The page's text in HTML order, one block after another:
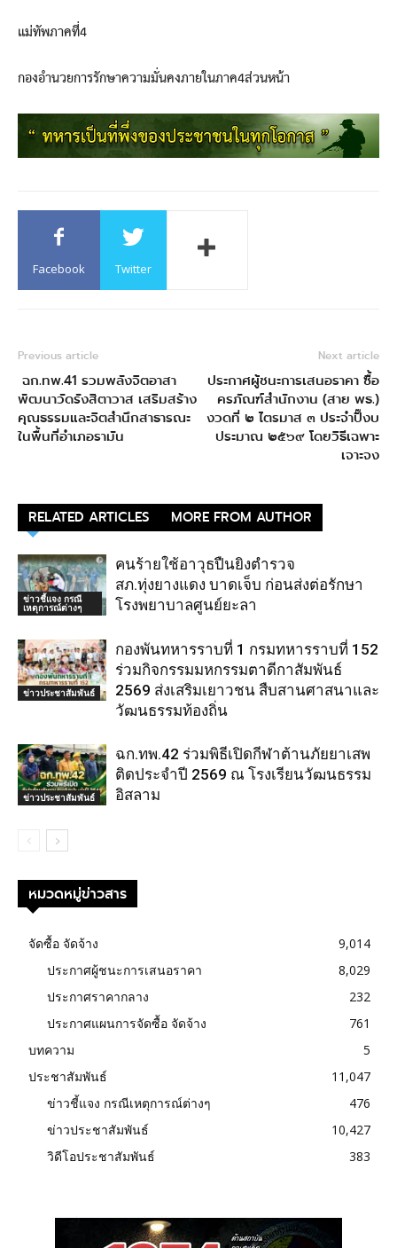
แม่ทัพภาคที่4
กองอำนวยการรักษาความมั่นคงภายในภาค4ส่วนหน้า
Facebook Twitter
Previous article
ฉก.ทพ.41 รวมพลังจิตอาสา
พัฒนาวัดรังสิตาวาส เสริมสร้าง
คุณธรรมและจิตสำนึกสาธารณะ
ในพื้นที่อำเภอรามัน
Next article
ประกาศผู้ชนะการเสนอราคา ซื้อ
ครภัณฑ์สำนักงาน (สาย พธ.)
งวดที่ ๒ ไตรมาส ๓ ประจำปิ๊งบ
ประมาณ ๒๕๖๙ โดยวิธีเฉพาะ
เจาะจง
RELATED ARTICLES MORE FROM AUTHOR
ข่าวชี้แจง กรณี
เหตุการณ์ต่างๆ
คนร้ายใช้อาวุธปืนยิงตำรวจ
สภ.ทุ่งยางแดง บาดเจ็บ ก่อนส่งต่อรักษา
โรงพยาบาลศูนย์ยะลา
ข่าวประชาสัมพันธ์
กองพันทหารราบที่ 1 กรมทหารราบที่ 152
ร่วมกิจกรรมมหกรรมตาดีกาสัมพันธ์
2569 ส่งเสริมเยาวชน สืบสานศาสนาและ
วัฒนธรรมท้องถิ่น
ข่าวประชาสัมพันธ์
ฉก.ทพ.42 ร่วมพิธีเปิดกีฬาต้านภัยยาเสพ
ติดประจำปี 2569 ณ โรงเรียนวัฒนธรรม
อิสลาม
หมวดหมู่ข่าวสาร
จัดซื้อ จัดจ้าง
9,014
ประกาศผู้ชนะการเสนอราคา
8,029
ประกาศราคากลาง
232
ประกาศแผนการจัดซื้อ จัดจ้าง
761
บทความ
5
ประชาสัมพันธ์
11,047
ข่าวชี้แจง กรณีเหตุการณ์ต่างๆ
476
ข่าวประชาสัมพันธ์
10,427
วิดีโอประชาสัมพันธ์
383